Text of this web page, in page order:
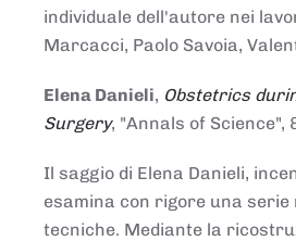
individuale dell'autore nei
Marcacci, Paolo Savoia,
Elena Danieli, Obstetrics
Surgery, "Annals of Science",
Il saggio di Elena Danieli,
esamina con rigore una
tecniche. Mediante la